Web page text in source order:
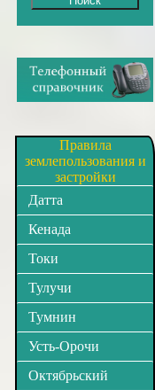
Правила
землепользования и
застройки
Датта
Кенада
Токи
Тулучи
Тумнин
Усть-Орочи
Октябрьский